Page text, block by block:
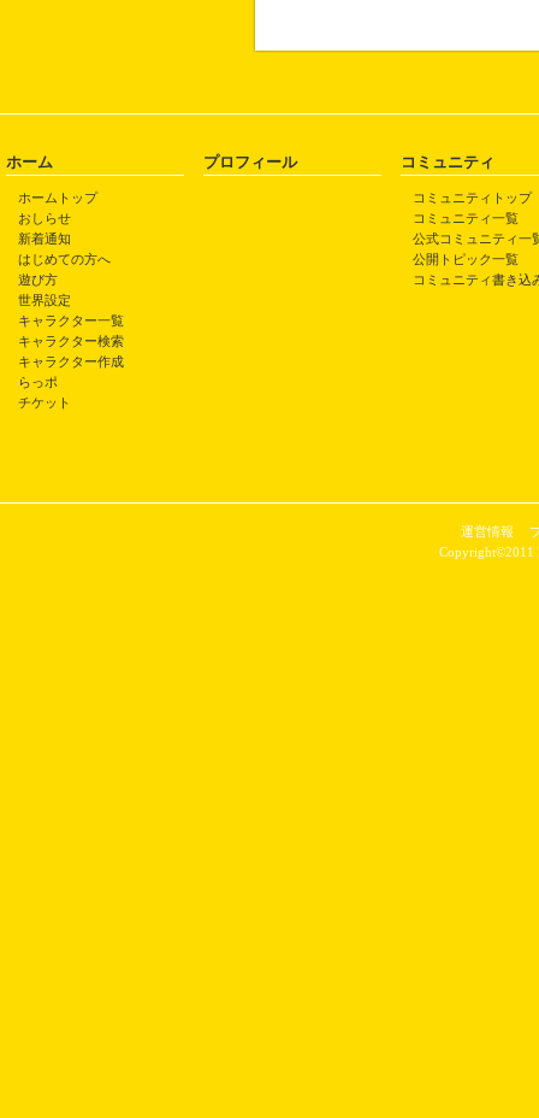
ホーム
ホームトップ
おしらせ
新着通知
はじめての方へ
遊び方
世界設定
キャラクター一覧
キャラクター検索
キャラクター作成
らっポ
チケット
プロフィール コミュニティ
コミュニティトップ
コミュニティ一覧
公式コミュニティ一
公開トピック一覧
コミュニティ書き込
運営情報
Copyright©2011